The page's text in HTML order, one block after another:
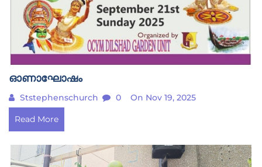
ഓണാഘോഷം
Ststephenschurch 0 On Nov 19, 2025
Read More